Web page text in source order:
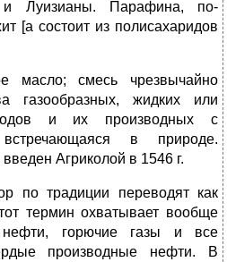
и Луизианы. Парафина, по-
[а состоит из полисахаридов
масло; смесь чрезвычайно
газообразных, жидких или
и их производных с
встречающаяся в природе.
Агриколой в 1546 г.
по традиции переводят как
термин охватывает вообще
горючие газы и все
производные нефти. В